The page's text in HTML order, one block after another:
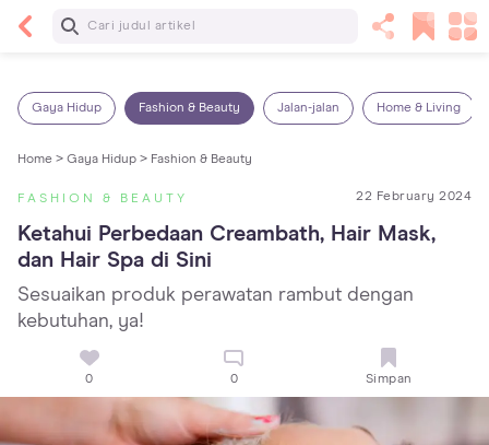
Baca Selanjutnya
Gaya Hidup Fashion & Beauty Jalan-jalan Home & Living
Home > Gaya Hidup > Fashion & Beauty
FASHION & BEAUTY 22 February 2024
Ketahui Perbedaan Creambath, Hair Mask,
dan Hair Spa di Sini
Sesuaikan produk perawatan rambut dengan
kebutuhan, ya!
0 0 Simpan